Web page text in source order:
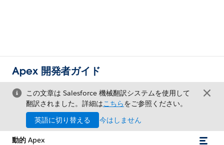
Apex 開発者ガイド
この文章は Salesforce 機械翻訳システムを使用して
翻訳されました。詳細はこちらをご参照ください。
英語に切り替える
今はしません
動的 Apex